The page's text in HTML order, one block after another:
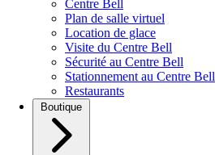
Centre Bell
Plan de salle virtuel
Location de glace
Visite du Centre Bell
Sécurité au Centre Bell
Stationnement au Centre Bell
Restaurants
Boutique